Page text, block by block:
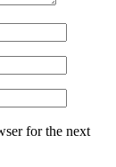
for the next